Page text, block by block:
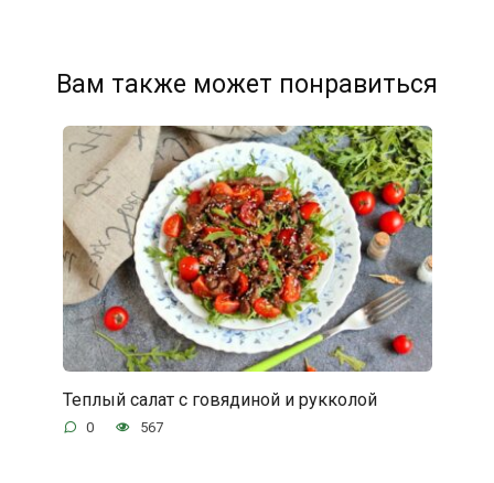
Вам также может понравиться
Теплый салат с говядиной и рукколой
0 567